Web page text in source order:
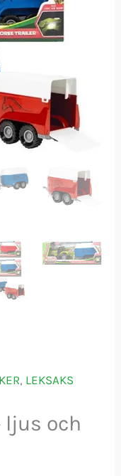
, LEKSAKS
ljus och